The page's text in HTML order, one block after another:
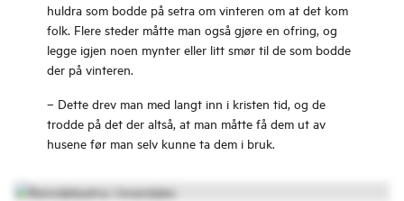
huldra som bodde på setra om vinteren om at det kom
folk. Flere steder måtte man også gjøre en ofring, og
legge igjen noen mynter eller litt smør til de som bodde
der på vinteren.
– Dette drev man med langt inn i kristen tid, og de
trodde på det der altså, at man måtte få dem ut av
husene før man selv kunne ta dem i bruk.